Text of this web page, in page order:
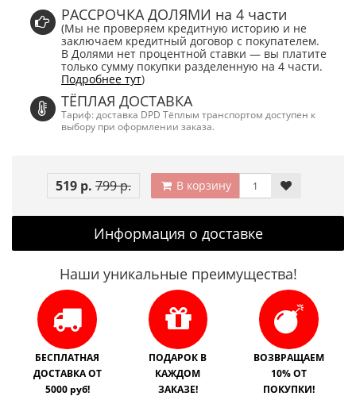
РАССРОЧКА ДОЛЯМИ на 4 части
(Мы не проверяем кредитную историю и не
заключаем кредитный договор с покупателем.
В Долями нет процентной ставки — вы платите
только сумму покупки разделенную на 4 части.
Подробнее тут)
ТЁПЛАЯ ДОСТАВКА
Тариф: доставка DPD Тёплым транспортом доступен к
выбору при оформлении заказа.
519 р. 799 р. В корзину
Информация о доставке
Наши уникальные преимущества!
БЕСПЛАТНАЯ
ДОСТАВКА ОТ
5000 руб!
ПОДАРОК В
КАЖДОМ
ЗАКАЗЕ!
ВОЗВРАЩАЕМ
10% ОТ
ПОКУПКИ!